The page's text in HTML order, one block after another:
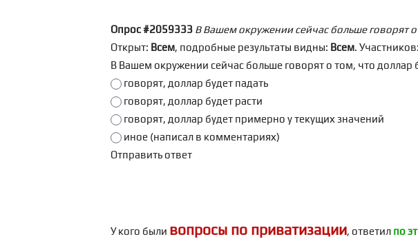
Опрос #2059333 В Вашем окружении сейчас больше говорят
Открыт: Всем, подробные результаты видны: Всем.
В Вашем окружении сейчас больше говорят о том, что доллар
говорят, доллар будет падать
говорят, доллар будет расти
говорят, доллар будет примерно у текущих значений
иное (написал в комментариях)
У кого были вопросы по приватизации, ответил по